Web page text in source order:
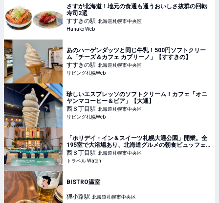
さすが北海道！地元の食通も通うおいしさ抜群の回転
寿司2選
すすきの駅 北海道札幌市中央区
Hanako Web
あのハーゲンダッツと同じ牛乳！500円ソフトクリー
ム「チーズ＆カフェ カプリーノ」【すすきの】
すすきの駅 北海道札幌市中央区
リビング札幌Web
珍しいエスプレッソのソフトクリーム！カフェ「オニ
ヤンマコーヒー＆ビア」【大通】
西８丁目駅 北海道札幌市中央区
リビング札幌Web
「ホリデイ・イン＆スイーツ札幌大通公園」開業。全
195室で大浴場あり、北海道グルメの朝食ビュッフェ
も
西８丁目駅 北海道札幌市中央区
トラベル Watch
BISTRO温室
狸小路駅 北海道札幌市中央区